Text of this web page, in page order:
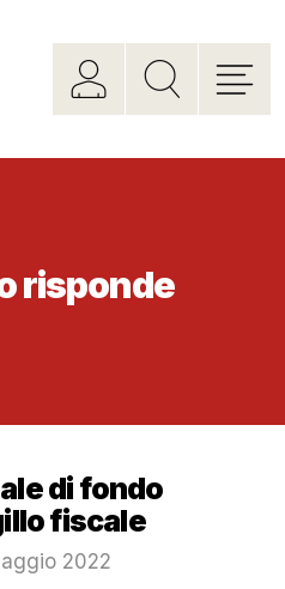
risponde
di fondo
fiscale
2022